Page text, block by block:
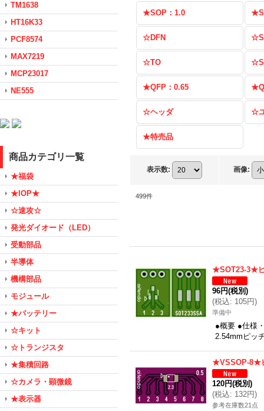
TM1638
HT16K33
PCF8574
MAX7219
MCP23017
NE555
商品カテゴリ一覧
★福袋
★IOP★
☆速攻☆
発光ダイオード（LED）
受動部品
半導体
機構部品
モジュール
★バッテリー
☆キット
☆トランジスタ
★集積回路
☆カメラ・顕微鏡
★表示器
★SOP：1.0
☆DFN
☆TO
★QFP：0.65
☆ヘッダ ☆
★特売品
表示数: 画像:
499件
★SOT23-3★
96円(税別)
(税込: 105円)
準備中
●概要 ●仕様
2.54mmピッ
★VSSOP-8★
120円(税別)
(税込: 132円)
参考在庫数21点